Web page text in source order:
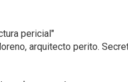
pericial"
arquitecto perito.